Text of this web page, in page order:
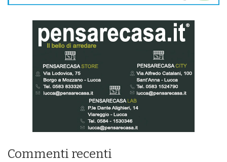
Commenti recenti